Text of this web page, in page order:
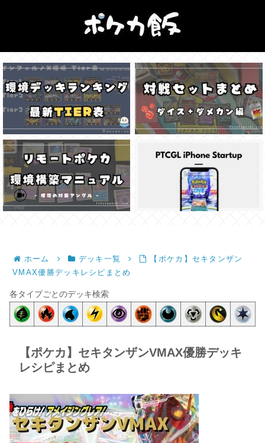
ホーム デッキ一覧
【ポケカ】セキタンザン
VMAX優勝デッキレシピまとめ
各タイプごとのデッキ検索
【ポケカ】セキタンザンVMAX優勝デッキ
レシピまとめ